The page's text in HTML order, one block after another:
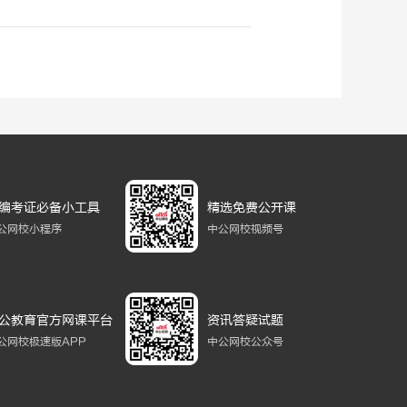
考证必备小工具
网校小程序
精选免费公开课
中公网校视频号
教育官方网课平台
网校极速版APP
资讯答疑试题
中公网校公众号